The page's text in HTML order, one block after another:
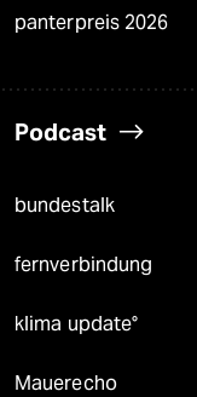
panterpreis 2026
Podcast
bundestalk
fernverbindung
klima update°
Mauerecho